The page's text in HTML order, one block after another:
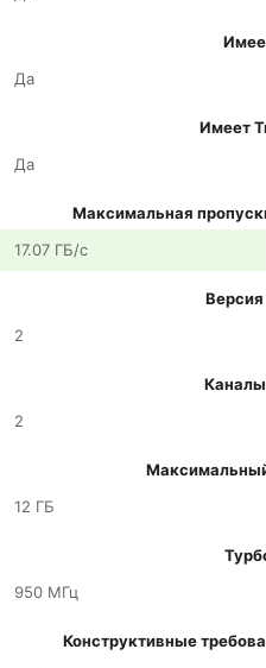
Да
Имеет
Да
Максимальная
17.07 ГБ/с
Версия
2
2
12 ГБ
950 МГц
Конструктивные